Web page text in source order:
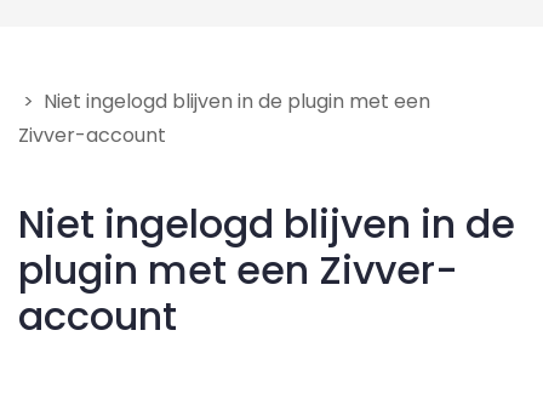
> Niet ingelogd blijven in de plugin met een
Zivver-account
Niet ingelogd blijven in de
plugin met een Zivver-
account